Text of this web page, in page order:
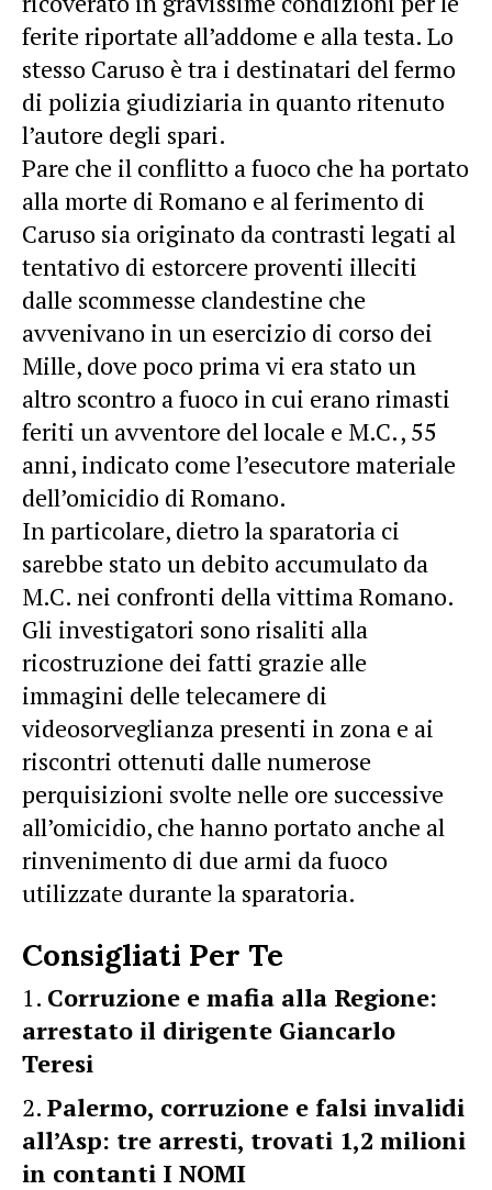
ferite riportate all’addome e alla testa. Lo
stesso Caruso è tra i destinatari del fermo
di polizia giudiziaria in quanto ritenuto
l’autore degli spari.
Pare che il conflitto a fuoco che ha portato
alla morte di Romano e al ferimento di
Caruso sia originato da contrasti legati al
tentativo di estorcere proventi illeciti
dalle scommesse clandestine che
avvenivano in un esercizio di corso dei
Mille, dove poco prima vi era stato un
altro scontro a fuoco in cui erano rimasti
feriti un avventore del locale e M.C., 55
anni, indicato come l’esecutore materiale
dell’omicidio di Romano.
In particolare, dietro la sparatoria ci
sarebbe stato un debito accumulato da
M.C. nei confronti della vittima Romano.
Gli investigatori sono risaliti alla
ricostruzione dei fatti grazie alle
immagini delle telecamere di
videosorveglianza presenti in zona e ai
riscontri ottenuti dalle numerose
perquisizioni svolte nelle ore successive
all’omicidio, che hanno portato anche al
rinvenimento di due armi da fuoco
utilizzate durante la sparatoria.
Consigliati Per Te
Corruzione e mafia alla Regione:
arrestato il dirigente Giancarlo
Teresi
Palermo, corruzione e falsi invalidi
all’Asp: tre arresti, trovati 1,2 milioni
in contanti I NOMI